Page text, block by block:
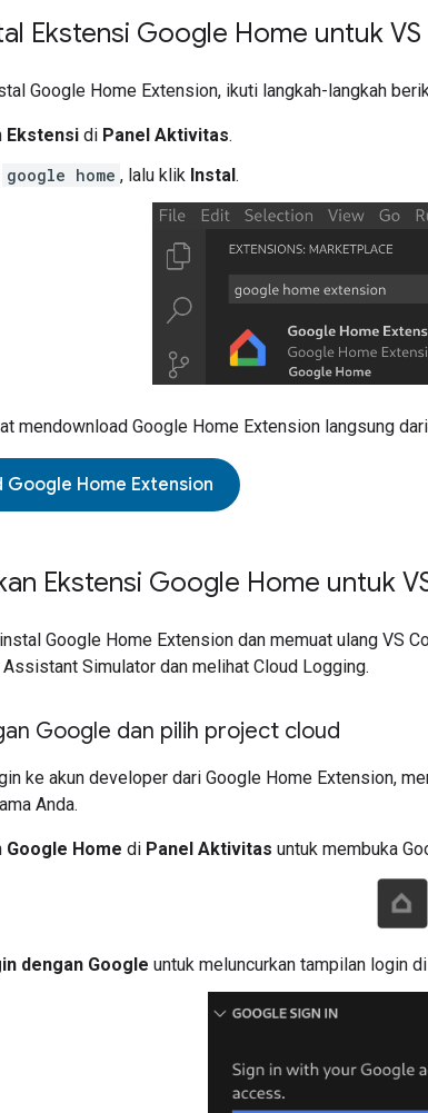
Ekstensi Google Home untuk
Google Home Extension, ikuti langkah-langkah
Ekstensi di Panel Aktivitas.
google home , lalu klik Instal.
mendownload Google Home Extension langsung dari
Google Home Extension
Ekstensi Google Home untuk
Google Home Extension dan memuat ulang VS
Assistant Simulator dan melihat Cloud Logging.
Google dan pilih project cloud
ke akun developer dari Google Home Extension,
Anda.
Google Home di Panel Aktivitas untuk membuka
dengan Google untuk meluncurkan tampilan login